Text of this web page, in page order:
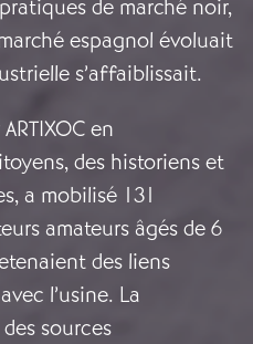
de marché noir,
espagnol évoluait
s’affaiblissait.
en
des historiens et
a mobilisé 131
amateurs âgés de 6
des liens
l’usine. La
sources